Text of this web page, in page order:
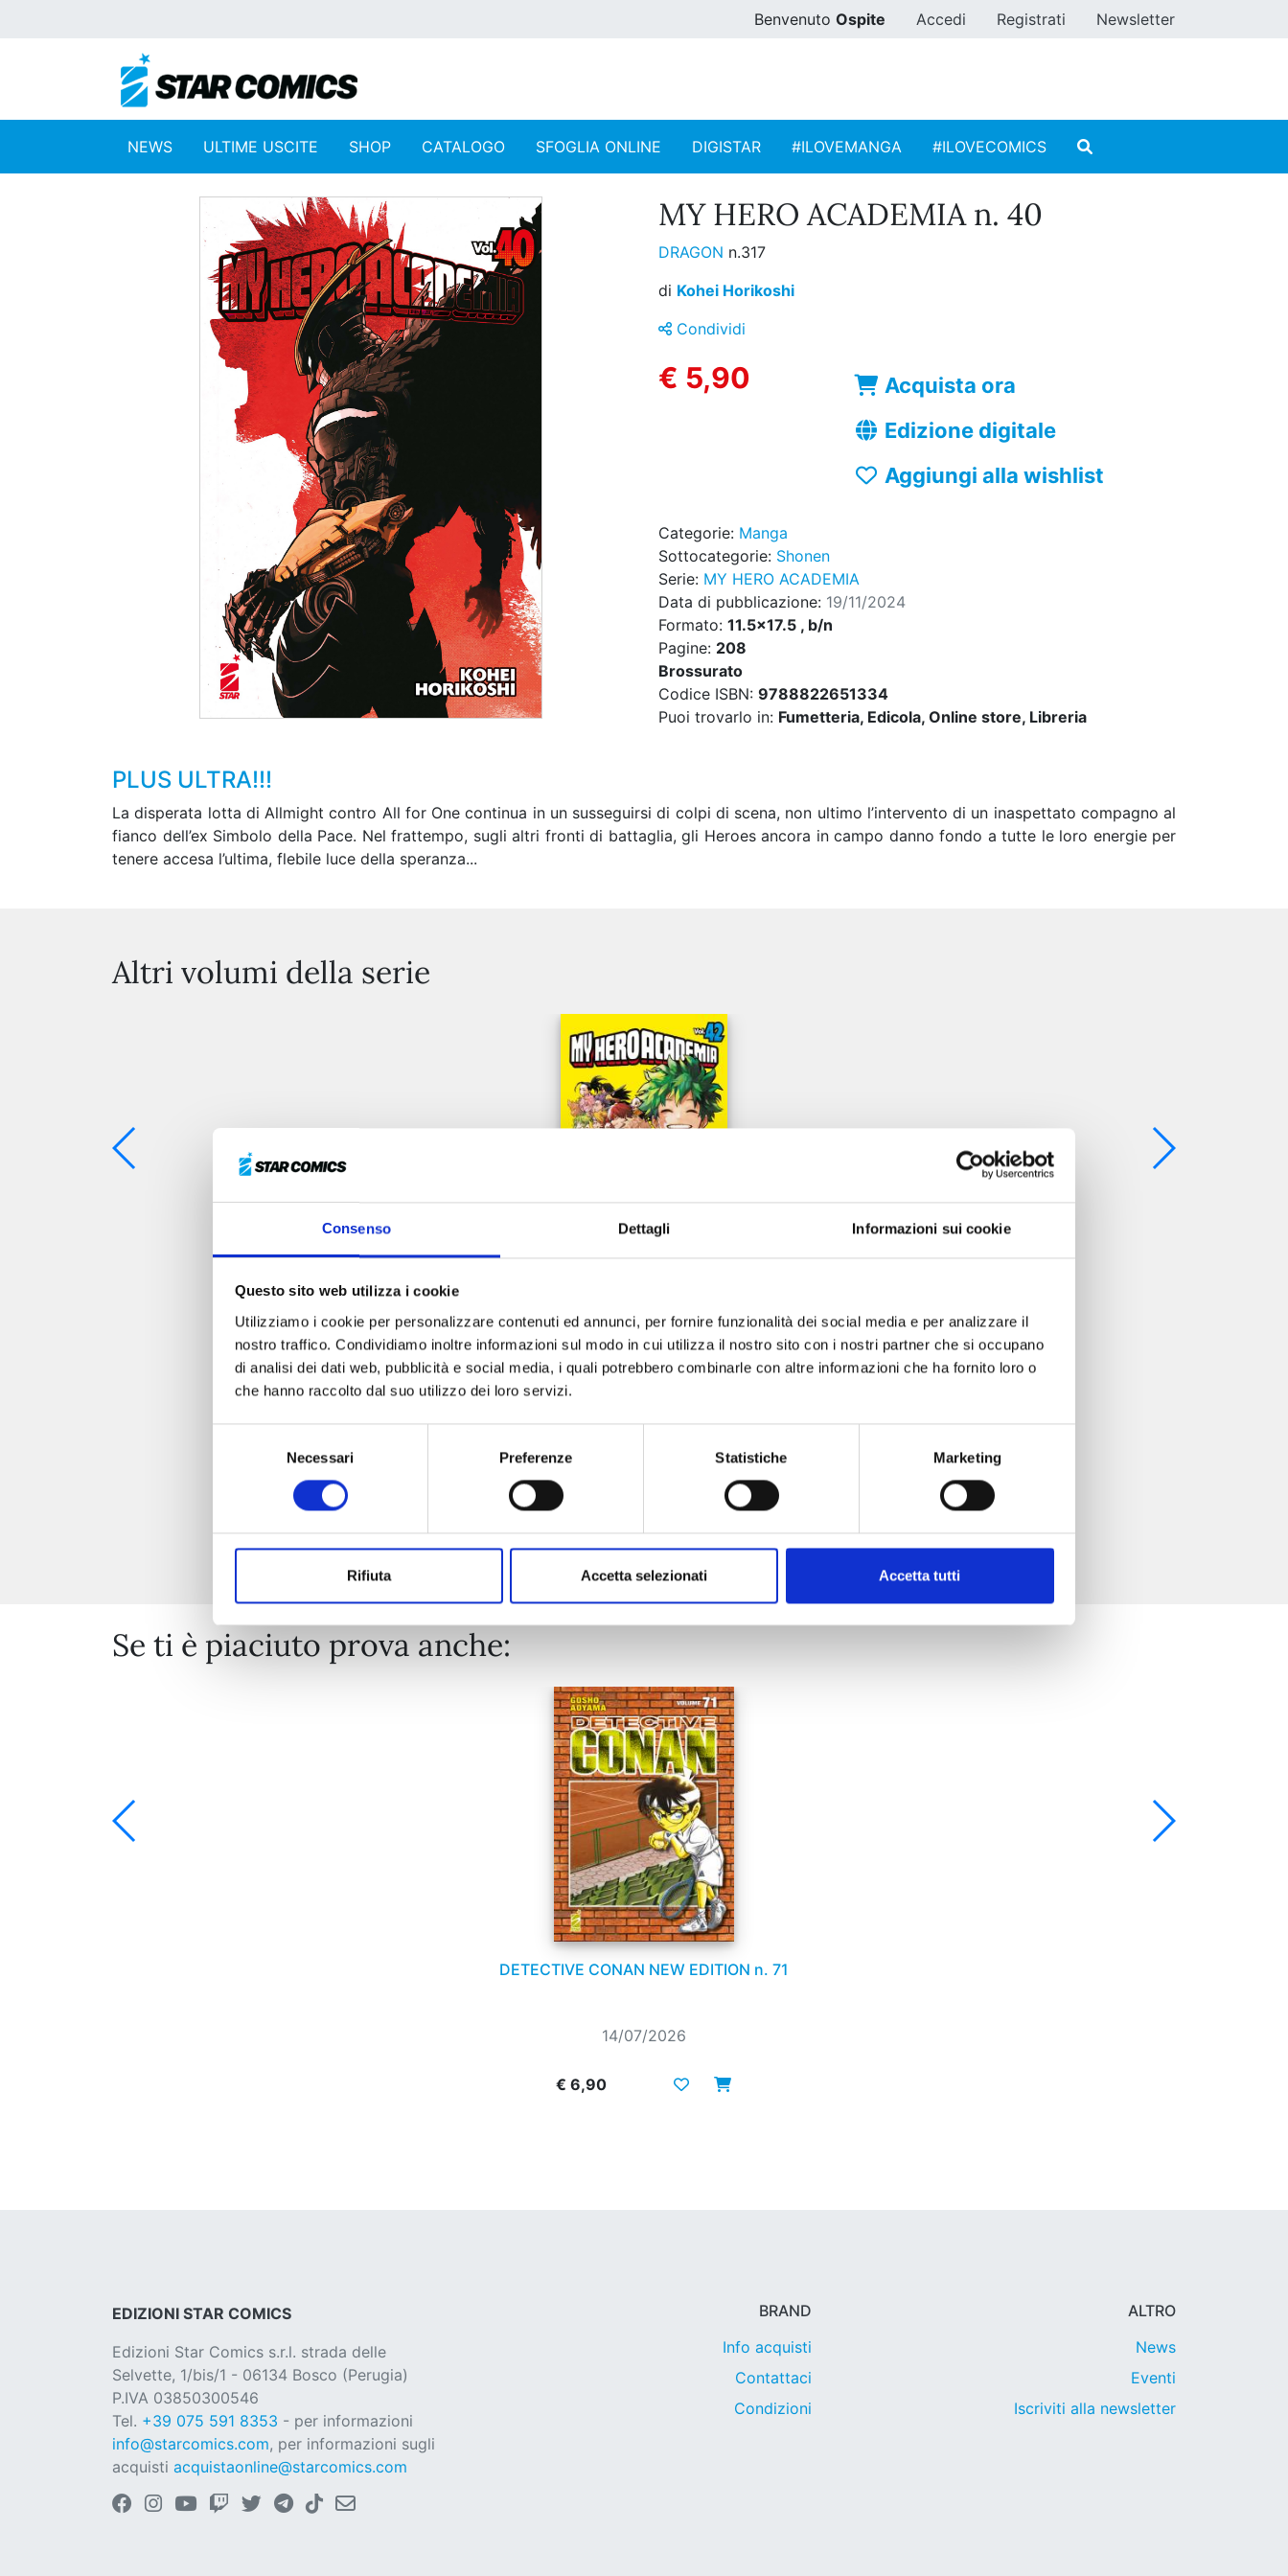
Consenso Dettagli Informazioni sui cookie
Questo sito web utilizza i cookie
Utilizziamo i cookie per personalizzare contenuti ed annunci, per fornire funzionalità dei social media e per analizzare il
nostro traffico. Condividiamo inoltre informazioni sul modo in cui utilizza il nostro sito con i nostri partner che si occupano
di analisi dei dati web, pubblicità e social media, i quali potrebbero combinarle con altre informazioni che ha fornito loro o
che hanno raccolto dal suo utilizzo dei loro servizi.
Necessari Preferenze Statistiche Marketing
Rifiuta Accetta selezionati Accetta tutti
Benvenuto Ospite Accedi Registrati Newsletter
NEWS ULTIME USCITE SHOP CATALOGO SFOGLIA ONLINE DIGISTAR #ILOVEMANGA #ILOVECOMICS
MY HERO ACADEMIA n. 40
DRAGON n.317
di Kohei Horikoshi
Condividi
€ 5,90
Acquista ora
Edizione digitale
Aggiungi alla wishlist
Categorie: Manga
Sottocategorie: Shonen
Serie: MY HERO ACADEMIA
Data di pubblicazione: 19/11/2024
Formato: 11.5x17.5 , b/n
Pagine: 208
Brossurato
Codice ISBN: 9788822651334
Puoi trovarlo in: Fumetteria, Edicola, Online store, Libreria
PLUS ULTRA!!!
La disperata lotta di Allmight contro All for One continua in un susseguirsi di colpi di scena, non ultimo l’intervento di un inaspettato compagno al
fianco dell’ex Simbolo della Pace. Nel frattempo, sugli altri fronti di battaglia, gli Heroes ancora in campo danno fondo a tutte le loro energie per
tenere accesa l’ultima, flebile luce della speranza...
Altri volumi della serie
01/07/2025
Se ti è piaciuto prova anche:
DETECTIVE CONAN NEW EDITION n. 71
14/07/2026
€ 6,90
EDIZIONI STAR COMICS
Edizioni Star Comics s.r.l. strada delle
Selvette, 1/bis/1 - 06134 Bosco (Perugia)
P.IVA 03850300546
Tel. +39 075 591 8353 - per informazioni
info@starcomics.com, per informazioni sugli
acquisti acquistaonline@starcomics.com
BRAND
Info acquisti
Contattaci
Condizioni
ALTRO
News
Eventi
Iscriviti alla newsletter